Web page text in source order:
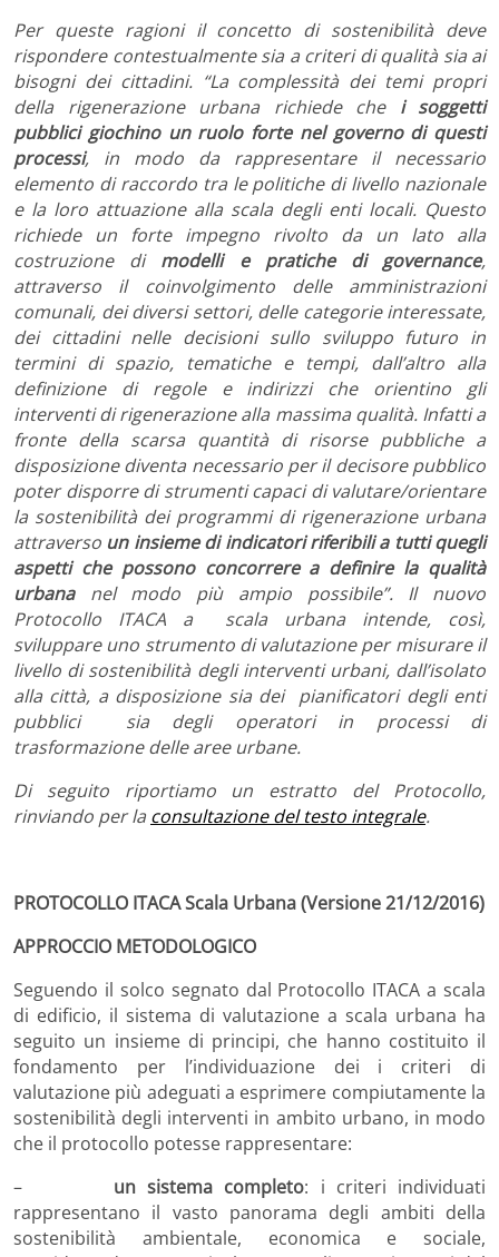
Per queste ragioni il concetto di sostenibilità deve
rispondere contestualmente sia a criteri di qualità sia ai
bisogni dei cittadini. “La complessità dei temi propri
della rigenerazione urbana richiede che i soggetti
pubblici giochino un ruolo forte nel governo di questi
processi, in modo da rappresentare il necessario
elemento di raccordo tra le politiche di livello nazionale
e la loro attuazione alla scala degli enti locali. Questo
richiede un forte impegno rivolto da un lato alla
costruzione di modelli e pratiche di governance,
attraverso il coinvolgimento delle amministrazioni
comunali, dei diversi settori, delle categorie interessate,
dei cittadini nelle decisioni sullo sviluppo futuro in
termini di spazio, tematiche e tempi, dall’altro alla
definizione di regole e indirizzi che orientino gli
interventi di rigenerazione alla massima qualità. Infatti a
fronte della scarsa quantità di risorse pubbliche a
disposizione diventa necessario per il decisore pubblico
poter disporre di strumenti capaci di valutare/orientare
la sostenibilità dei programmi di rigenerazione urbana
attraverso un insieme di indicatori riferibili a tutti quegli
aspetti che possono concorrere a definire la qualità
urbananel modo più ampio possibile”. Il nuovo
Protocollo ITACA a scala urbana intende, così,
sviluppare uno strumento di valutazione per misurare il
livello di sostenibilità degli interventi urbani, dall’isolato
alla città, a disposizione sia dei pianificatori degli enti
pubblici sia degli operatori in processi di
trasformazione delle aree urbane.
Di seguito riportiamo un estratto del Protocollo,
rinviando per la consultazione del testo integrale.
PROTOCOLLO ITACA Scala Urbana (Versione 21/12/2016)
APPROCCIO METODOLOGICO
Seguendo il solco segnato dal Protocollo ITACA a scala
di edificio, il sistema di valutazione a scala urbana ha
seguito un insieme di principi, che hanno costituito il
fondamento per l’individuazione dei i criteri di
valutazione più adeguati a esprimere compiutamente la
sostenibilità degli interventi in ambito urbano, in modo
che il protocollo potesse rappresentare:
– un sistema completo: i criteri individuati
rappresentano il vasto panorama degli ambiti della
sostenibilità ambientale, economica e sociale,